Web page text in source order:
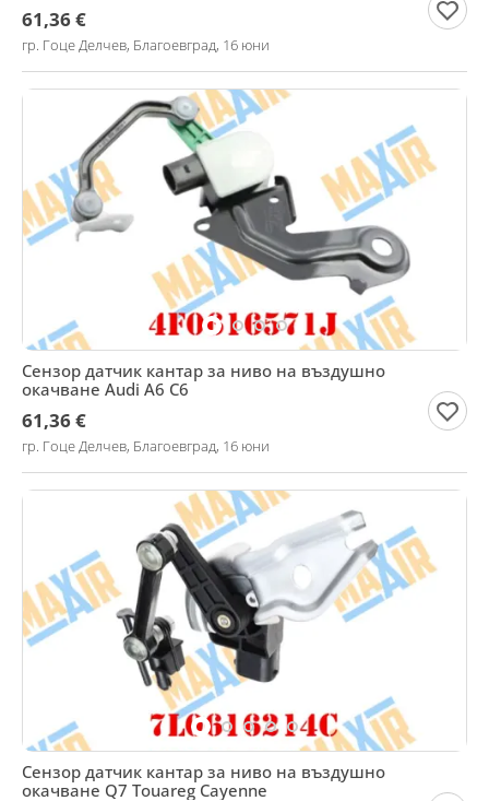
61,36 €
гр. Гоце Делчев, Благоевград, 16 юни
Сензор датчик кантар за ниво на въздушно
окачване Audi A6 C6
61,36 €
гр. Гоце Делчев, Благоевград, 16 юни
Сензор датчик кантар за ниво на въздушно
окачване Q7 Touareg Cayenne